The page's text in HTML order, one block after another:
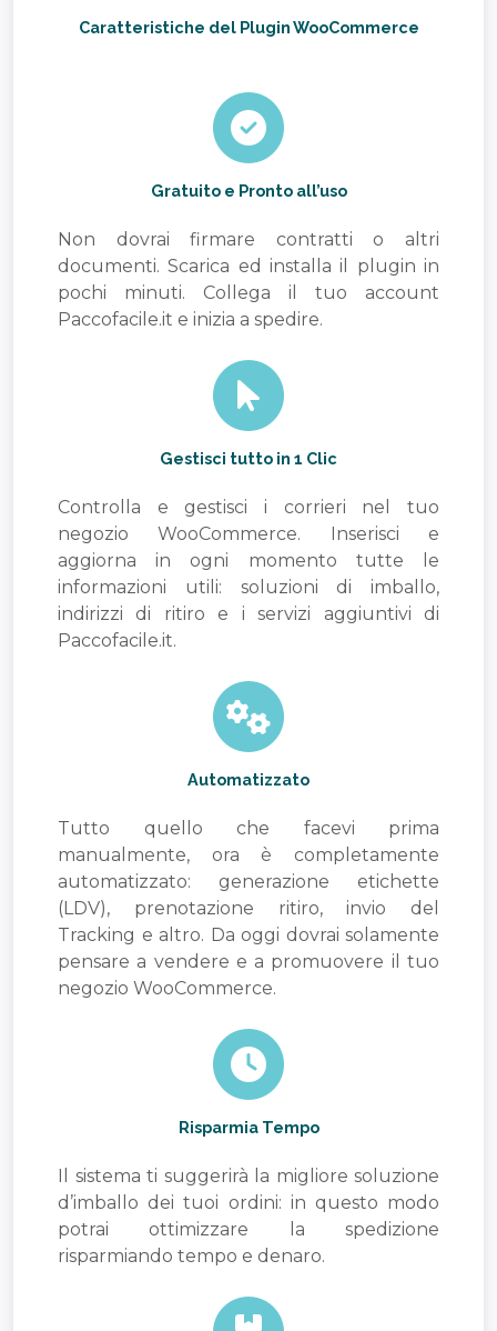
Caratteristiche del Plugin WooCommerce
Gratuito e Pronto all’uso
Non dovrai firmare contratti o altri
documenti. Scarica ed installa il plugin in
pochi minuti. Collega il tuo account
Paccofacile.it e inizia a spedire.
Gestisci tutto in 1 Clic
Controlla e gestisci i corrieri nel tuo
negozio WooCommerce. Inserisci e
aggiorna in ogni momento tutte le
informazioni utili: soluzioni di imballo,
indirizzi di ritiro e i servizi aggiuntivi di
Paccofacile.it.
Automatizzato
Tutto quello che facevi prima
manualmente, ora è completamente
automatizzato: generazione etichette
(LDV), prenotazione ritiro, invio del
Tracking e altro. Da oggi dovrai solamente
pensare a vendere e a promuovere il tuo
negozio WooCommerce.
Risparmia Tempo
Il sistema ti suggerirà la migliore soluzione
d’imballo dei tuoi ordini: in questo modo
potrai ottimizzare la spedizione
risparmiando tempo e denaro.